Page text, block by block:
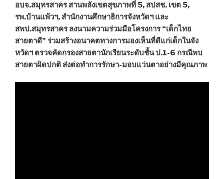
อบจ.สมุทรสาคร สานพลังเขตสุขภาพที่ 5, สปสช. เขต 5,
รพ.บ้านแพ้วฯ, สำนักงานศึกษาธิการจังหวัดฯ และ
สพป.สมุทรสาคร ลงนามความร่วมมือโครงการ “เด็กไทย
สายตาดี” ร่วมสร้างอนาคตทางการมองเห็นที่ดีแก่เด็กในจัง
หวัดฯ ตรวจคัดกรองสายตานักเรียนระดับชั้น ป.1-6 กรณีพบ
สายตาผิดปกติ ส่งต่อทำการรักษา-มอบแว่นตาอย่างมีคุณภาพ